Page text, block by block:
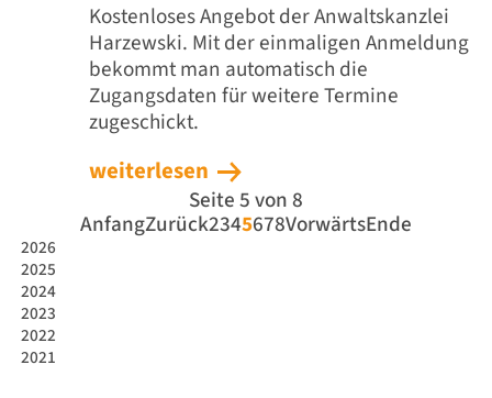
2026
2025
2024
2023
2022
2021
Kostenloses Angebot der Anwaltskanzlei
Harzewski. Mit der einmaligen Anmeldung
bekommt man automatisch die
Zugangsdaten für weitere Termine
zugeschickt.
weiterlesen
Seite 5 von 8
AnfangZurück2345678VorwärtsEnde